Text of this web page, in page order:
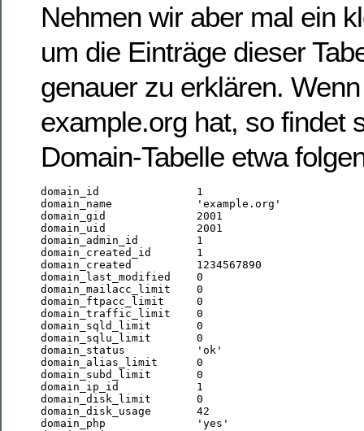
Nehmen wir aber mal ein
um die Einträge dieser
genauer zu erklären.
example.org hat, so findet
Domain-Tabelle etwa
domain_id               1
domain_name             'example.org'
domain_gid              2001
domain_uid              2001
domain_admin_id         1
domain_created_id       1
domain_created          1234567890
domain_last_modified    0
domain_mailacc_limit    0
domain_ftpacc_limit     0
domain_traffic_limit    0
domain_sqld_limit       0
domain_sqlu_limit       0
domain_status           'ok'
domain_alias_limit      0
domain_subd_limit       0
domain_ip_id            1
domain_disk_limit       0
domain_disk_usage       42
domain_php              'yes'